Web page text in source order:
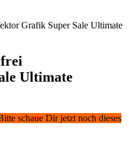
Grafik Super Sale Ultimate
Ultimate
schaue Dir jetzt noch dieses